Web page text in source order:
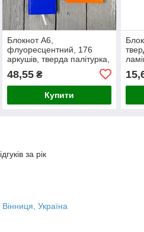
Блокнот А6,
флуоресцентний, 176
аркушів, тверда палітурка,
48,55₴
Купити
за рік
Україна